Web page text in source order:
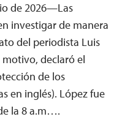
de 2026—Las
investigar de manera
del periodista Luis
declaró el
de los
en inglés). López fue
la 8 a.m….